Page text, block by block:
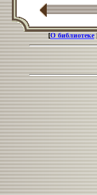
[О библиотеке